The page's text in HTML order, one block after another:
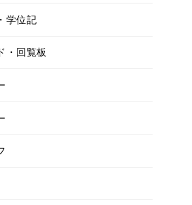
学位記
・回覧板